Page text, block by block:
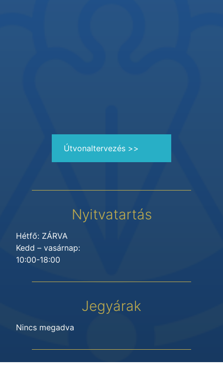
Útvonaltervezés >>
Nyitvatartás
Hétfő: ZÁRVA
Kedd – vasárnap:
10:00-18:00
Jegyárak
Nincs megadva